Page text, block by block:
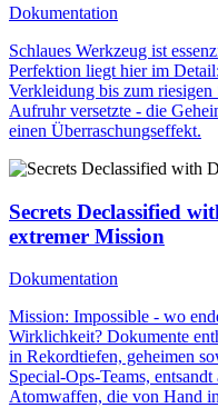
Dokumentation
Schlaues Werkzeug ist
Perfektion liegt hier im
Verkleidung bis zum
Aufruhr versetzte - die
einen Überraschungseffekt.
Secrets Declassified
extremer Mission
Dokumentation
Mission: Impossible - wo
Wirklichkeit? Dokumente
in Rekordtiefen, geheimen
Special-Ops-Teams,
Atomwaffen, die von Hand